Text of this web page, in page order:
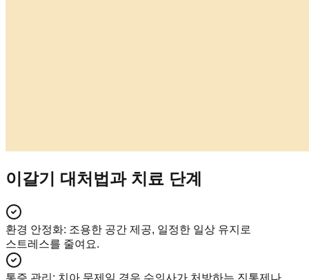
이갈기 대처법과 치료 단계
환경 안정화: 조용한 공간 제공, 일정한 일상 유지로
스트레스를 줄여요.
통증 관리 : 치아 문제일 경우 수의사가 처방하는 진통제나